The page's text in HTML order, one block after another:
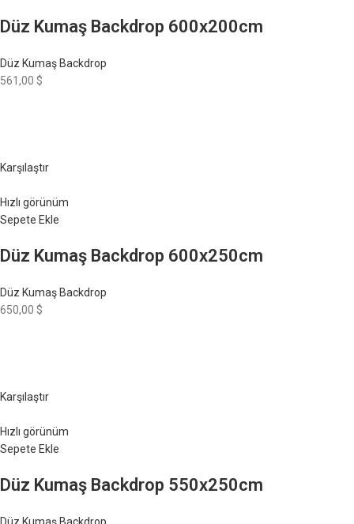
Düz Kumaş Backdrop 600x200cm
Düz Kumaş Backdrop
561,00 $
Karşılaştır
Hızlı görünüm
Sepete Ekle
Düz Kumaş Backdrop 600x250cm
Düz Kumaş Backdrop
650,00 $
Karşılaştır
Hızlı görünüm
Sepete Ekle
Düz Kumaş Backdrop 550x250cm
Düz Kumaş Backdrop